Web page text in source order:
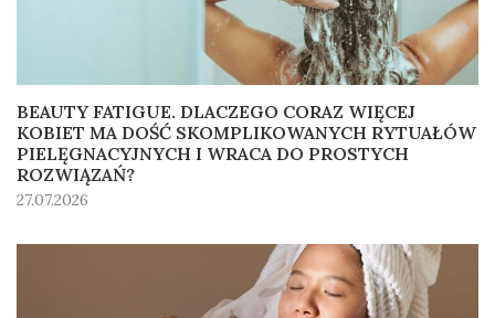
BEAUTY FATIGUE. DLACZEGO CORAZ WIĘCEJ
KOBIET MA DOŚĆ SKOMPLIKOWANYCH RYTUAŁÓW
PIELĘGNACYJNYCH I WRACA DO PROSTYCH
ROZWIĄZAŃ?
27.07.2026